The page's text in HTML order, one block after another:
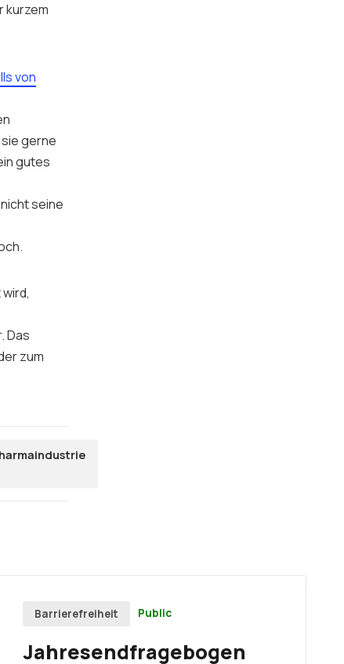
kurzem
von
gerne
gutes
seine
Das
zum
Barrierefreiheit Public
Jahresendfragebogen